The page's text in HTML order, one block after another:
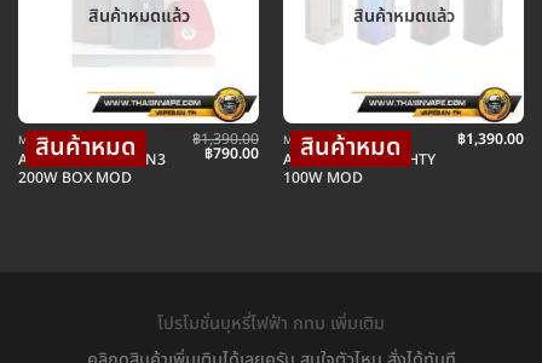
สินค้าหมดแล้ว
MOD บุหรี่ไฟฟ้าม็อดบ๊อก
ASMODUS MINIKIN3
200W BOX MOD
฿1,390.00
Original
฿790.00Current
price
สินค้าหมดแล้ว
MOD บุหรี่ไฟฟ้าม็อดบ๊อก
ASMODUS ALMIGHTY
100W MOD
฿1,390.00
โปรโมชั่นบุหรี่ไฟฟ้า กทม เพิ่มเติม